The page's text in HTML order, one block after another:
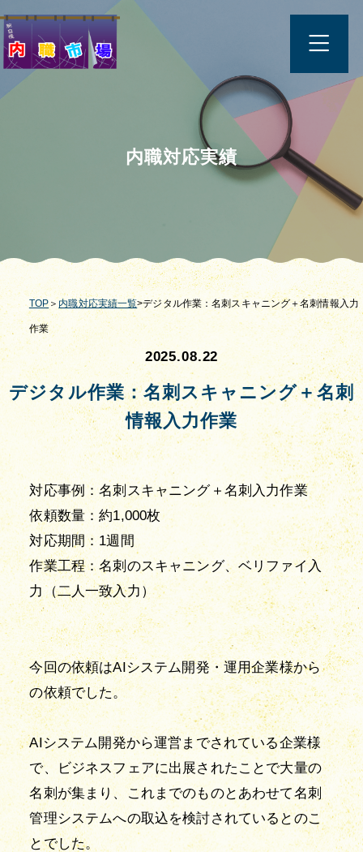
内職対応実績
TOP ＞ 内職対応実績一覧>デジタル作業：名刺スキャニング＋名刺情報入力
作業
2025.08.22
デジタル作業：名刺スキャニング＋名刺
情報入力作業
対応事例：名刺スキャニング＋名刺入力作業
依頼数量：約1,000枚
対応期間：1週間
作業工程：名刺のスキャニング、ベリファイ入
力（二人一致入力）
今回の依頼はAIシステム開発・運用企業様から
の依頼でした。
AIシステム開発から運営までされている企業様
で、ビジネスフェアに出展されたことで大量の
名刺が集まり、これまでのものとあわせて名刺
管理システムへの取込を検討されているとのこ
とでした。